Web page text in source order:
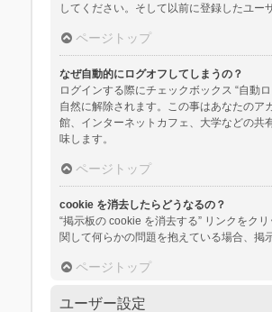
してください。そして以前に登録したユー
ページトップ
なぜ自動的にログオフしてしまうの？
ログインする際にチェックボックス “自動
自然に解除されます。この事はあなたの
館、インターネットカフェ、大学などの共
味します。
ページトップ
cookie を消去したらどうなるの？
“掲示板の cookie を消去する” リンクをク
関して何らかの問題を抱えている場合、掲
ページトップ
ユーザー設定